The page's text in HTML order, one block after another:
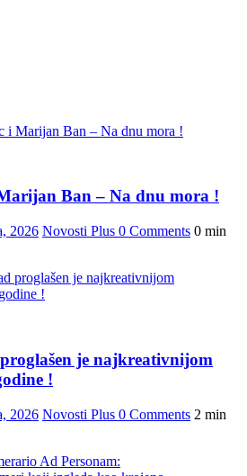
Ban – Na dnu mora !
2026 Novosti Plus 0 Comments 0 min
je najkreativnijom
!
2026 Novosti Plus 0 Comments 2 min